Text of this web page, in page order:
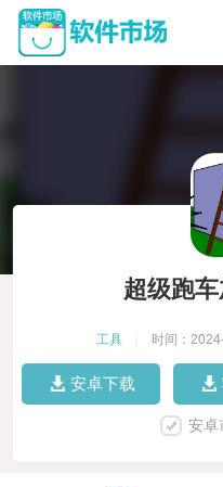
超级跑
工具 时间：
安卓下载
安卓